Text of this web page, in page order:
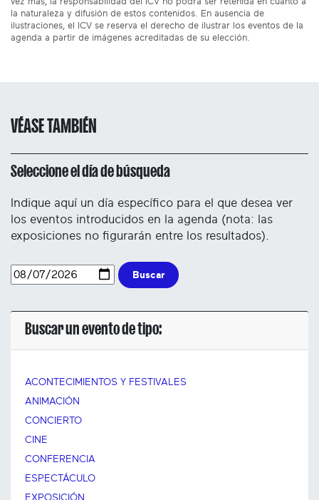
la naturaleza y difusión de estos contenidos. En ausencia de
ilustraciones, el ICV se reserva el derecho de ilustrar los eventos de la
agenda a partir de imágenes acreditadas de su elección.
VÉASE TAMBIÉN
Seleccione el día de búsqueda
Indique aquí un día específico para el que desea ver
los eventos introducidos en la agenda (nota: las
exposiciones no figurarán entre los resultados).
Buscar
Buscar un evento de tipo:
ACONTECIMIENTOS Y FESTIVALES
ANIMACIÓN
CONCIERTO
CINE
CONFERENCIA
ESPECTÁCULO